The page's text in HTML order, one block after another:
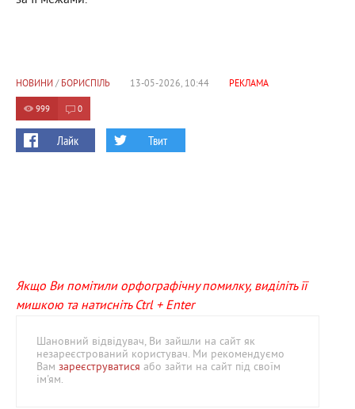
НОВИНИ/ БОРИСПІЛЬ 13-05-2026, 10:44 РЕКЛАМА
999 0
Лайк Твит
Якщо Ви помітили орфографічну помилку, виділіть її
мишкою та натисніть Ctrl + Enter
Шановний відвідувач, Ви зайшли на сайт як
незареєстрований користувач. Ми рекомендуємо
Вам зареєструватися або зайти на сайт під своїм
ім'ям.